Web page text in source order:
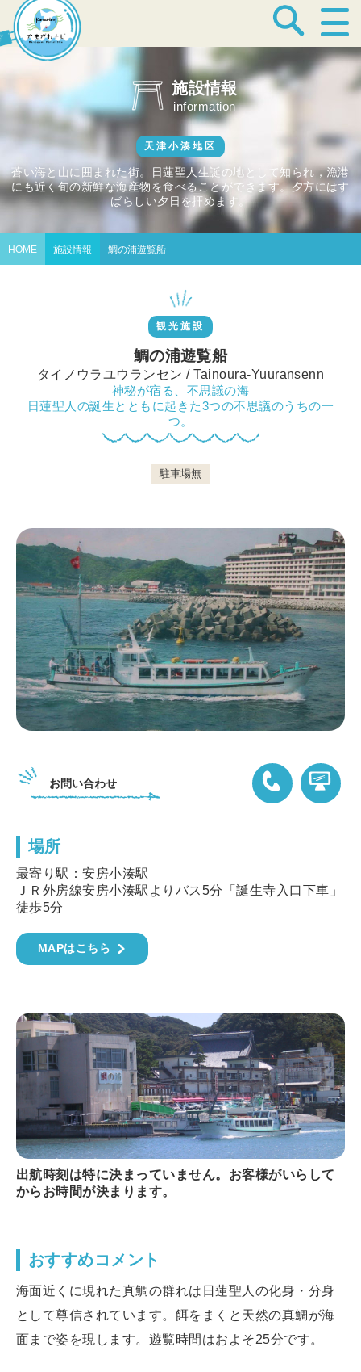
宿泊・温泉
飲食店
見どころ
体験プログラム
鴨川について
観光ガイド
レンタサイクル
施設情報
information
天津小湊地区
蒼い海と山に囲まれた街。日蓮聖人生誕の地として知られ，漁港
にも近く旬の新鮮な海産物を食べることができます。夕方にはす
ばらしい夕日を拝めます。
HOME 施設情報 鯛の浦遊覧船
観光施設
鯛の浦遊覧船
タイノウラユウランセン / Tainoura-Yuuransenn
神秘が宿る、不思議の海
日蓮聖人の誕生とともに起きた3つの不思議のうちの一
つ。
駐車場無
お問い合わせ
場所
最寄り駅：安房小湊駅
ＪＲ外房線安房小湊駅よりバス5分「誕生寺入口下車」
徒歩5分
MAPはこちら
出航時刻は特に決まっていません。お客様がいらして
からお時間が決まります。
おすすめコメント
海面近くに現れた真鯛の群れは日蓮聖人の化身・分身
として尊信されています。餌をまくと天然の真鯛が海
面まで姿を現します。遊覧時間はおよそ25分です。